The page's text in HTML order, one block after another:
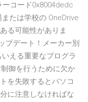
ーコード0x8004dedc
たは学校の OneDrive
る可能性がありま
プデート！メーカー別
える重要なプログラ
御を行うために欠か
を失敗するとパソコ
に注意しなければな